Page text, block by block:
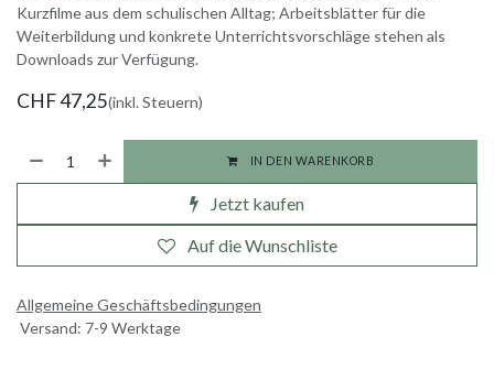
Kurzfilme aus dem schulischen Alltag; Arbeitsblätter für die
Weiterbildung und konkrete Unterrichtsvorschläge stehen als
Downloads zur Verfügung.
CHF47,25(inkl. Steuern)
IN DEN WARENKORB
Jetzt kaufen
Auf die Wunschliste
Allgemeine Geschäftsbedingungen
Versand: 7-9 Werktage